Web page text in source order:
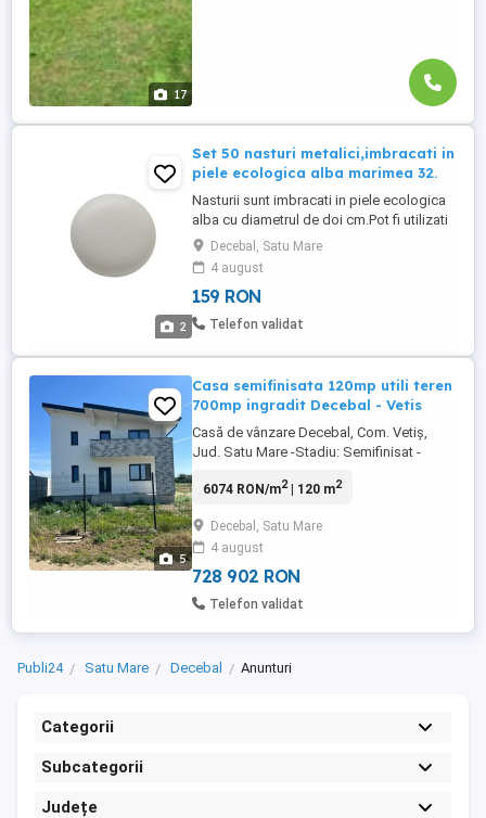
17
2
Set 50 nasturi metalici,imbracati in
piele ecologica alba marimea 32.
Nasturii sunt imbracati in piele ecologica
alba cu diametrul de doi cm.Pot fi utilizati
atat pentru tapiterie cat si pentru anumite
piese vestimentare.
Decebal, Satu Mare
4 august
159 RON
Telefon validat
5
Casa semifinisata 120mp utili teren
700mp ingradit Decebal - Vetis
Casă de vânzare Decebal, Com. Vetiș,
Jud. Satu Mare -Stadiu: Semifinisat -
construită: 193.19 mp -Suprafață teren:
(spate) - 3 dormitoare + bucătărie + living
+ camera tehnică + două balcoane +
terasă spate ## ...
6074 RON/m2| 120 m2
Decebal, Satu Mare
4 august
728 902 RON
Telefon validat
Publi24 Satu Mare Decebal Anunturi
Categorii
Subcategorii
Județe